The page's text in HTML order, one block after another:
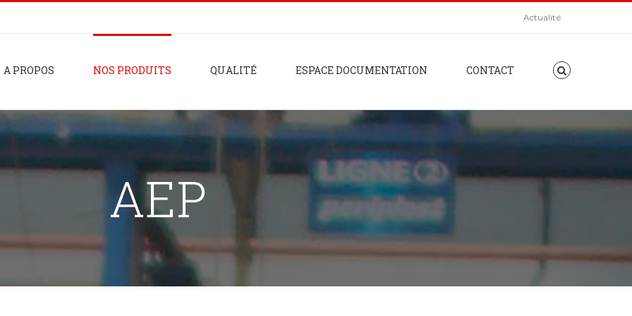
Actualité
A PROPOS NOS PRODUITS QUALITÉ ESPACE DOCUMENTATION CONTACT
AEP